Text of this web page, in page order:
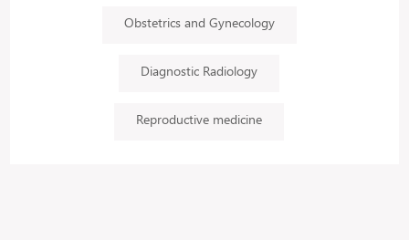
Obstetrics and Gynecology
Diagnostic Radiology
Reproductive medicine